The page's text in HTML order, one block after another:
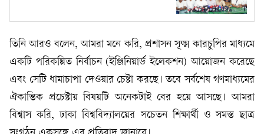
তিনি আরও বলেন, আমরা মনে করি, প্রশাসন সূক্ষ্ম কারচুপির মাধ্যমে
একটি পরিকল্পিত নির্বাচন (ইঞ্জিনিয়ার্ড ইলেকশন) আয়োজন করেছে
এবং সেটি ধামাচাপা দেওয়ার চেষ্টা করছে। তবে সর্বশেষ গণমাধ্যমের
ঐকান্তিক প্রচেষ্টায় বিষয়টি অনেকটাই বের হয়ে আসছে। আমরা
বিশ্বাস করি, ঢাকা বিশ্ববিদ্যালয়ের সচেতন শিক্ষার্থী ও সমস্ত ছাত্র